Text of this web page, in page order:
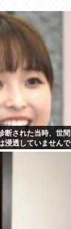
断された当時、世間
浸透していませんで